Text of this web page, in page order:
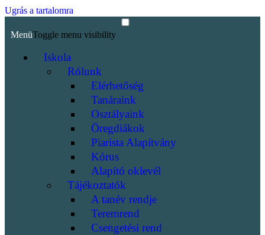
Ugrás a tartalomra
MenüToggle menu visibility
Iskola
Rólunk
Elérhetőség
Tanáraink
Osztályaink
Öregdiákok
Piarista Alapítvány
Kórus
Alapító oklevél
Tájékoztatók
A tanév rendje
Teremrend
Csengetési rend